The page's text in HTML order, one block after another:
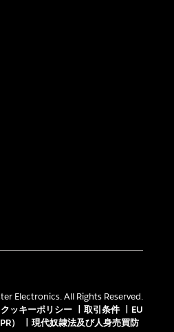
Electronics. All Rights Reserved.
クッキーポリシー 取引条件
EU
）
現代奴隷法及び人身売買防